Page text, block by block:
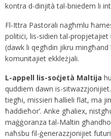
kontra d-dinjità tal-bniedem li
Fl-Ittra Pastorali nagħmlu
politiċi, lis-sidien tal-propjetajiet
(dawk li qegħdin jikru
komunitajiet ekkleżjali.
L-appell lis-soċjetà Maltija
quddiem dawn is-
tiegħi, missieri ħallieli flat, ma
ħaddieħor’. Anke għaliex,
maġġoranza tal-Maltin
naħsbu fil-ġenerazzjonijiet